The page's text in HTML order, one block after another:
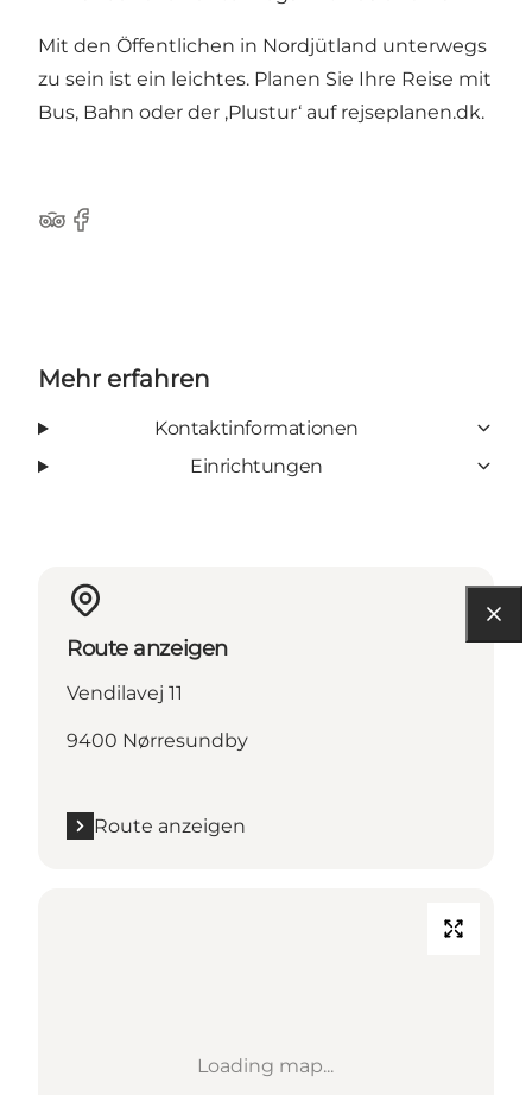
Mit den Öffentlichen in Nordjütland unterwegs
zu sein ist ein leichtes. Planen Sie Ihre Reise mit
Bus, Bahn oder der ‚Plustur‘ auf rejseplanen.dk.
Tripadvisor
Facebook
Mehr erfahren
Kontaktinformationen
Einrichtungen
Route anzeigen
Vendilavej 11
9400 Nørresundby
Route anzeigen
Loading map...